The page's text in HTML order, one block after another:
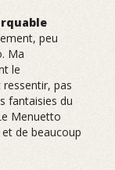
peu
Ma
le
pas
fantaisies du
Menuetto
de beaucoup